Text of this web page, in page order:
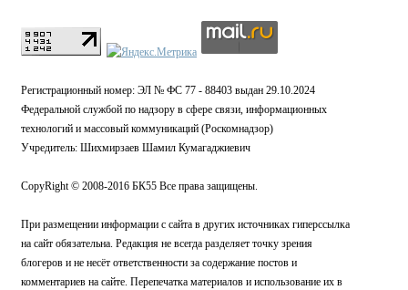
Регистрационный номер: ЭЛ № ФС 77 - 88403 выдан 29.10.2024
Федеральной службой по надзору в сфере связи, информационных
технологий и массовый коммуникаций (Роскомнадзор)
Учредитель: Шихмирзаев Шамил Кумагаджиевич
CopyRight © 2008-2016 БК55 Все права защищены.
При размещении информации с сайта в других источниках гиперссылка
на сайт обязательна. Редакция не всегда разделяет точку зрения
блогеров и не несёт ответственности за содержание постов и
комментариев на сайте. Перепечатка материалов и использование их в